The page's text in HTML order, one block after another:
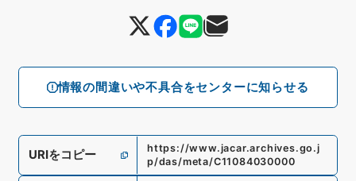
情報の間違いや不具合をセンターに知らせる
URIをコピー
https://www.jacar.archives.go.j
p/das/meta/C11084030000